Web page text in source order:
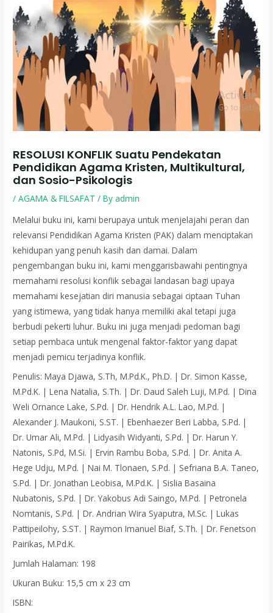
RESOLUSI KONFLIK Suatu Pendekatan
Pendidikan Agama Kristen, Multikultural,
dan Sosio-Psikologis
/AGAMA & FILSAFAT / Byadmin
Melalui buku ini, kami berupaya untuk menjelajahi peran dan
relevansi Pendidikan Agama Kristen (PAK) dalam menciptakan
kehidupan yang penuh kasih dan damai. Dalam
pengembangan buku ini, kami menggarisbawahi pentingnya
memahami resolusi konflik sebagai landasan bagi upaya
memahami kesejatian diri manusia sebagai ciptaan Tuhan
yang istimewa, yang tidak hanya memiliki akal tetapi juga
berbudi pekerti luhur. Buku ini juga menjadi pedoman bagi
setiap pembaca untuk mengenal faktor-faktor yang dapat
menjadi pemicu terjadinya konflik.
Penulis: Maya Djawa, S.Th, M.Pd.K., Ph.D. | Dr. Simon Kasse,
M.Pd.K. | Lena Natalia, S.Th. | Dr. Daud Saleh Luji, M.Pd. | Dina
Weli Ornance Lake, S.Pd. | Dr. Hendrik A.L. Lao, M.Pd. |
Alexander J. Maukoni, S.ST. | Ebenhaezer Beri Labba, S.Pd. |
Dr. Umar Ali, M.Pd. | Lidyasih Widyanti, S.Pd. | Dr. Harun Y.
Natonis, S.Pd, M.Si. | Ervin Rambu Boba, S.Pd. | Dr. Anita A.
Hege Udju, M.Pd. | Nai M. Tlonaen, S.Pd. | Sefriana B.A. Taneo,
S.Pd. | Dr. Jonathan Leobisa, M.Pd.K. | Sislia Basaina
Nubatonis, S.Pd. | Dr. Yakobus Adi Saingo, M.Pd. | Petronela
Nomtanis, S.Pd. | Dr. Andrian Wira Syaputra, M.Sc. | Lukas
Pattipeilohy, S.ST. | Raymon Imanuel Biaf, S.Th. | Dr. Fenetson
Pairikas, M.Pd.K.
Jumlah Halaman: 198
Ukuran Buku: 15,5 cm x 23 cm
ISBN: